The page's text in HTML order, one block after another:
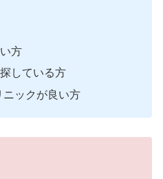
方
している方
ニックが良い方